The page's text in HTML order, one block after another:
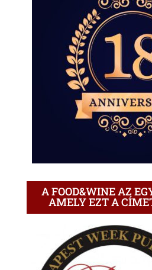
A FOOD&WINE AZ
AMELY EZT A